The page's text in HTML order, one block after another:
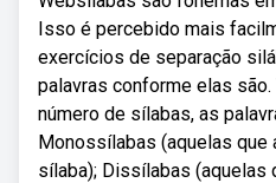
Isso é percebido mais
exercícios de separação
palavras conforme elas
número de sílabas, as
Monossílabas (aquelas que
sílaba); Dissílabas (aquelas